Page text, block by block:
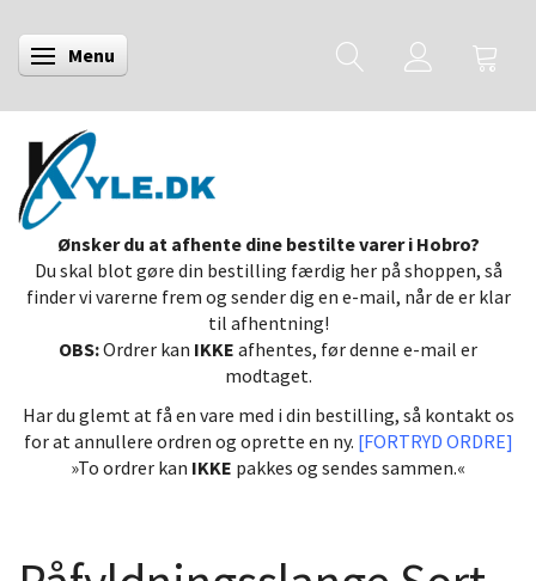
Skifte navigation
Menu
Ønsker du at afhente dine bestilte varer i Hobro?
Du skal blot gøre din bestilling færdig her på shoppen, så
finder vi varerne frem og sender dig en e-mail, når de er klar
til afhentning!
OBS:Ordrer kan IKKE afhentes, før denne e-mail er
modtaget.
Har du glemt at få en vare med i din bestilling, så kontakt os
for at annullere ordren og oprette en ny. [FORTRYD ORDRE]
»To ordrer kan IKKE pakkes og sendes sammen.«